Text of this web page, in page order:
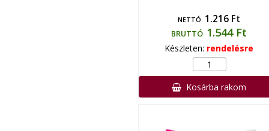
NETTÓ 1.216 Ft
BRUTTÓ 1.544 Ft
Készleten: rendelésre
Kosárba rakom